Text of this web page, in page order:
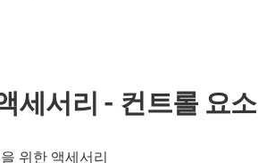
세서리 - 컨트롤 요소
위한 액세서리